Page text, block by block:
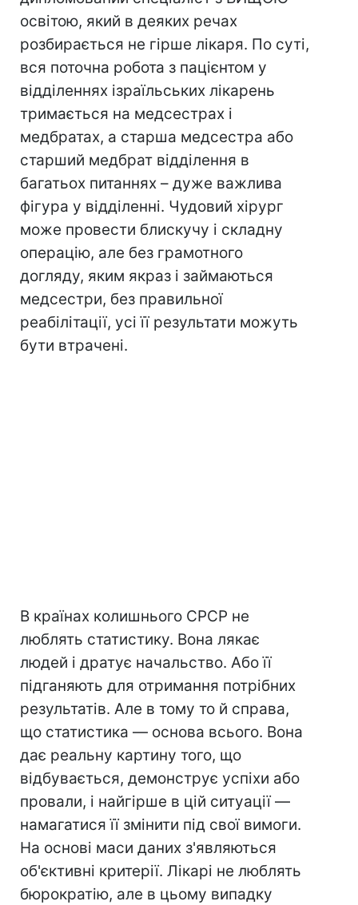
освітою, який в деяких речах
розбирається не гірше лікаря. По суті,
вся поточна робота з пацієнтом у
відділеннях ізраїльських лікарень
тримається на медсестрах і
медбратах, а старша медсестра або
старший медбрат відділення в
багатьох питаннях – дуже важлива
фігура у відділенні. Чудовий хірург
може провести блискучу і складну
операцію, але без грамотного
догляду, яким якраз і займаються
медсестри, без правильної
реабілітації, усі її результати можуть
бути втрачені.
В країнах колишнього СРСР не
люблять статистику. Вона лякає
людей і дратує начальство. Або її
підганяють для отримання потрібних
результатів. Але в тому то й справа,
що статистика — основа всього. Вона
дає реальну картину того, що
відбувається, демонструє успіхи або
провали, і найгірше в цій ситуації —
намагатися її змінити під свої вимоги.
На основі маси даних з'являються
об'єктивні критерії. Лікарі не люблять
бюрократію, але в цьому випадку